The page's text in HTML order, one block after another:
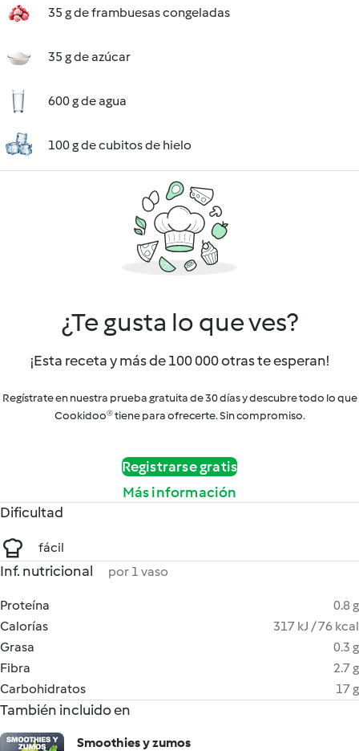
35 g de frambuesas congeladas
35 g de azúcar
600 g de agua
100 g de cubitos de hielo
¿Te gusta lo que ves?
¡Esta receta y más de 100 000 otras te esperan!
Regístrate en nuestra prueba gratuita de 30 días y descubre todo lo que
Cookidoo® tiene para ofrecerte. Sin compromiso.
Registrarse gratis
Más información
Dificultad
fácil
Inf. nutricional por 1 vaso
Proteína
0.8 g
Calorías
317 kJ / 76 kcal
Grasa
0.3 g
Fibra
2.7 g
Carbohidratos
17 g
También incluido en
Smoothies y zumos